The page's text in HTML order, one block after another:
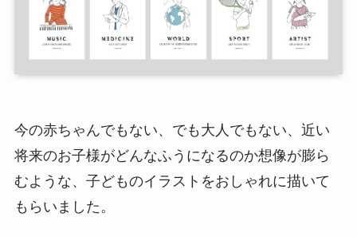
今の赤ちゃんでもない、でも大人でもない、近い
将来のお子様がどんなふうになるのか想像が膨ら
むような、子どものイラストをおしゃれに描いて
もらいました。